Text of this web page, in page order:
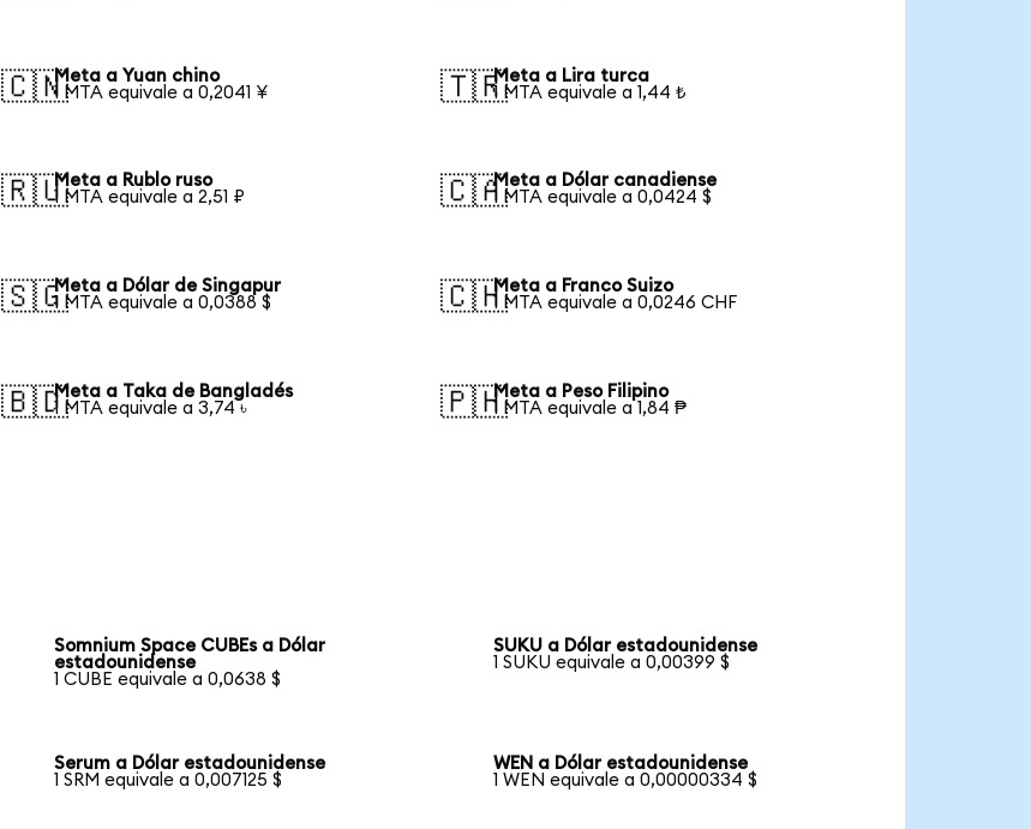
🇨🇳Meta a Yuan chino
1 MTA equivale a 0,2041 ¥
🇹🇷Meta a Lira turca
1 MTA equivale a 1,44 ₺
🇷🇺Meta a Rublo ruso
1 MTA equivale a 2,51 ₽
🇨🇦Meta a Dólar canadiense
1 MTA equivale a 0,0424 $
🇸🇬Meta a Dólar de Singapur
1 MTA equivale a 0,0388 $
🇨🇭Meta a Franco Suizo
1 MTA equivale a 0,0246 CHF
🇧🇩Meta a Taka de Bangladés
1 MTA equivale a 3,74 ৳
🇵🇭Meta a Peso Filipino
1 MTA equivale a 1,84 ₱
Somnium Space CUBEs a Dólar
estadounidense
1 CUBE equivale a 0,0638 $
SUKU a Dólar estadounidense
1 SUKU equivale a 0,00399 $
Serum a Dólar estadounidense
1 SRM equivale a 0,007125 $
WEN a Dólar estadounidense
1 WEN equivale a 0,00000334 $